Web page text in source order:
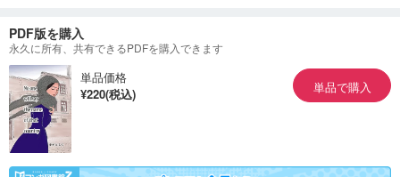
PDF版を購入
永久に所有、共有できるPDFを購入できます
単品価格
¥220(税込)
単品で購入